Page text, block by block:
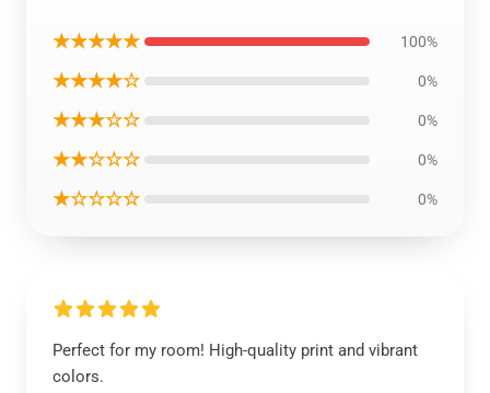
★★★★★ 100%
★★★★☆ 0%
★★★☆☆ 0%
★★☆☆☆ 0%
★☆☆☆☆ 0%
Perfect for my room! High-quality print and vibrant
colors.